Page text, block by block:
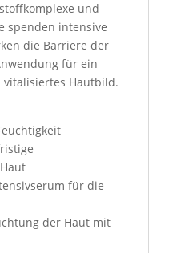
und
spenden intensive
die Barriere der
für ein
Hautbild.
für die
der Haut mit